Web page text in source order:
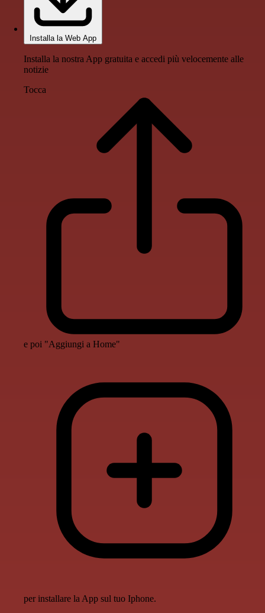
Installa la Web App
Installa la nostra App gratuita e accedi più velocemente alle
notizie
Tocca
e poi "Aggiungi a Home"
per installare la App sul tuo Iphone.